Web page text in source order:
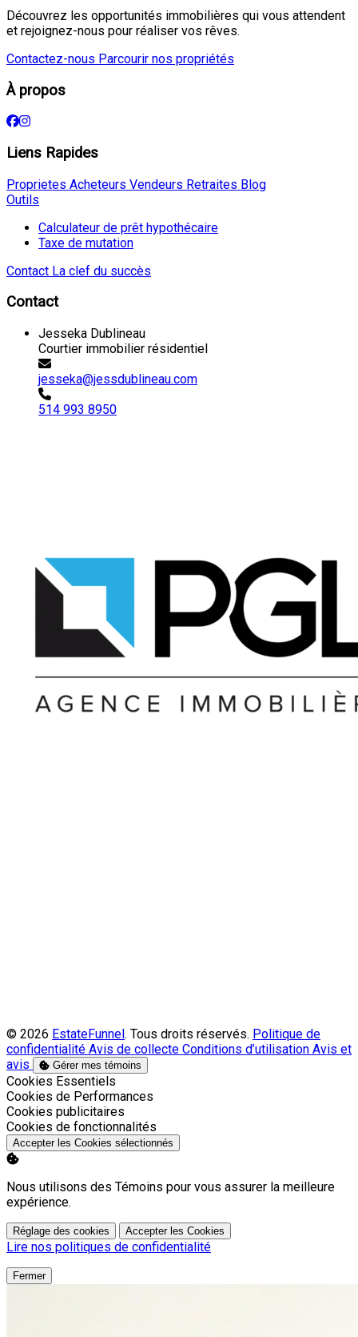
Découvrez les opportunités immobilières qui vous attendent
et rejoignez-nous pour réaliser vos rêves.
Contactez-nous Parcourir nos propriétés
À propos
Liens Rapides
Proprietes Acheteurs Vendeurs Retraites Blog
Outils
Calculateur de prêt hypothécaire
Taxe de mutation
Contact La clef du succès
Contact
Jesseka Dublineau
Courtier immobilier résidentiel
jesseka@jessdublineau.com
514 993 8950
© 2026 EstateFunnel . Tous droits réservés. Politique de
confidentialité Avis de collecte Conditions d’utilisation Avis et
avis
Gérer mes témoins
Activer
Cookies Essentiels
Activer
Cookies de Performances
Activer
Cookies publicitaires
Activer
Cookies de fonctionnalités
Accepter les Cookies sélectionnés
Nous utilisons des Témoins pour vous assurer la meilleure
expérience.
Réglage des cookies Accepter les Cookies
Lire nos politiques de confidentialité
Fermer